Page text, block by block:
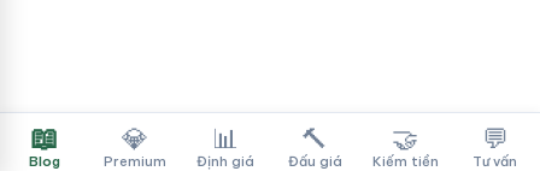
📖
Blog
💎
Premium
📊
Định giá
🔨
Đấu giá
🤝
Kiếm tiền
💬
Tư vấn